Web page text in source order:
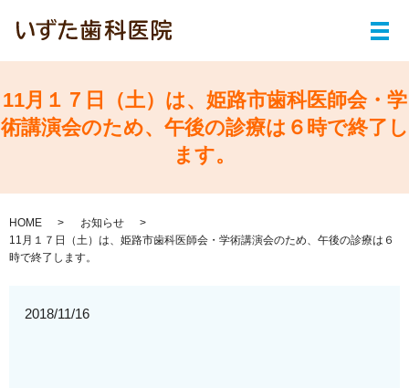
メ
11月１７日（土）は、姫路市歯科医師会・学
術講演会のため、午後の診療は６時で終了し
ます。
HOME
お知らせ
11月１７日（土）は、姫路市歯科医師会・学術講演会のため、午後の診療は６
時で終了します。
2018/11/16